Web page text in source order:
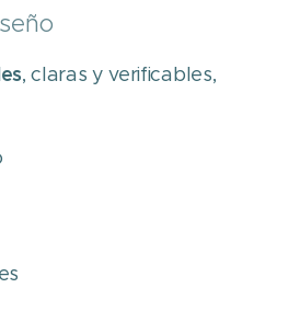
, claras y verificables,